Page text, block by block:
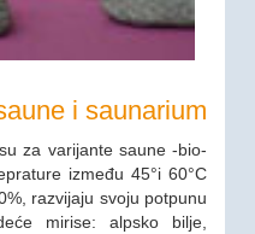
i saunarium
za varijante saune -bio-
između 45°i 60°C
razvijaju svoju potpunu
mirise: alpsko bilje,